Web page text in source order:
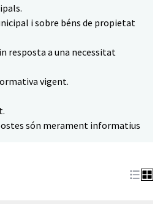
i sobre béns de propietat
resposta a una necessitat
vigent.
són merament informatius